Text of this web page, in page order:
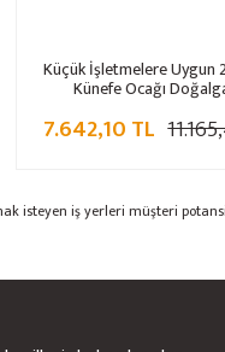
Küçük İşletmelere Uygun
Künefe Ocağı
7.642,10 TL
isteyen iş yerleri müşteri